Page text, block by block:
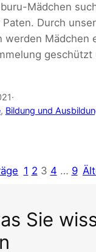
Mädchen
Durch
werden Mädchen
geschützt
·
, Bildung und
1 2 3 4 … 9
Sie